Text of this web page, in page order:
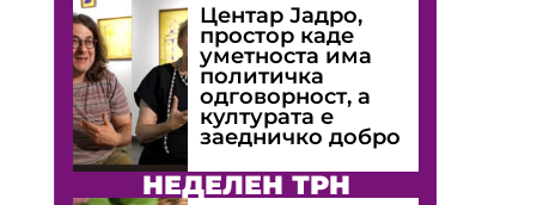
Центар Јадро,
простор каде
уметноста има
политичка
одговорност, а
културата е
заедничко добро
НЕДЕЛЕН ТРН